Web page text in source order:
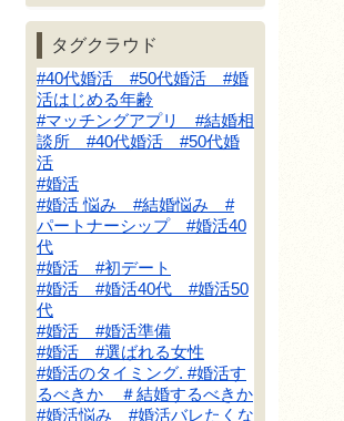
タグクラウド
#40代婚活 #50代婚活 #婚
活はじめる年齢
#マッチングアプリ #結婚相
談所 #40代婚活 #50代婚
活
#婚活
#婚活 悩み #結婚悩み #
パートナーシップ #婚活40
代
#婚活 #初デート
#婚活 #婚活40代 #婚活50
代
#婚活 #婚活準備
#婚活 #選ばれる女性
#婚活のタイミング. #婚活す
るべきか ＃結婚するべきか
#婚活悩み #婚活バレたくな